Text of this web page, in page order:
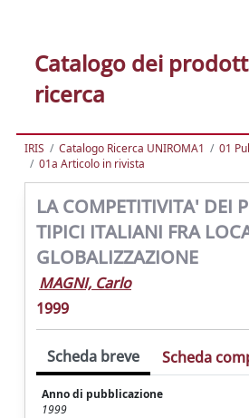
Catalogo dei
ricerca
IRIS Catalogo Ricerca UNIROMA1
01
01a Articolo in rivista
LA COMPETITIVITA' DEI
TIPICI ITALIANI FRA
GLOBALIZZAZIONE
MAGNI, Carlo
1999
Scheda breve Scheda
Anno di pubblicazione
1999